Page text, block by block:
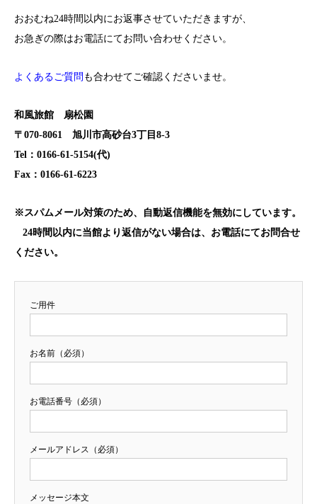
おおむね24時間以内にお返事させていただきますが、
お急ぎの際はお電話にてお問い合わせください。
よくあるご質問 も合わせてご確認くださいませ。
和風旅館 扇松園
〒070-8061 旭川市高砂台3丁目8-3
Tel：0166-61-5154(代)
Fax：0166-61-6223
※スパムメール対策のため、自動返信機能を無効にしています。
24時間以内に当館より返信がない場合は、お電話にてお問合せ
ください。
ご用件
お名前（必須）
お電話番号（必須）
メールアドレス（必須）
メッセージ本文